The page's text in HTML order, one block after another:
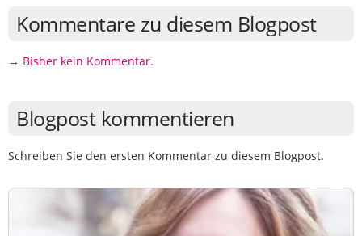
Kommentare zu diesem Blogpost
→ Bisher kein Kommentar.
Blogpost kommentieren
Schreiben Sie den ersten Kommentar zu diesem Blogpost.